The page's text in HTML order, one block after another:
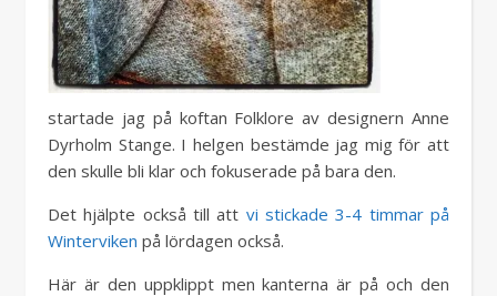
startade jag på koftan Folklore av designern Anne
Dyrholm Stange. I helgen bestämde jag mig för att
den skulle bli klar och fokuserade på bara den.
Det hjälpte också till att vi stickade 3-4 timmar på
Winterviken på lördagen också.
Här är den uppklippt men kanterna är på och den